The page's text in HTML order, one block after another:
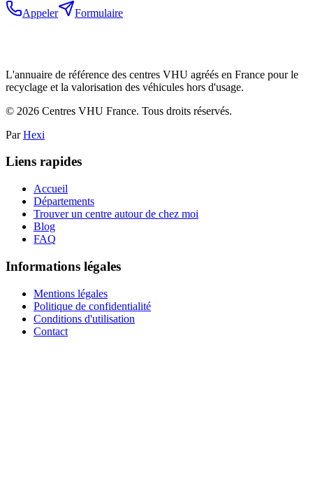
Appeler
Formulaire
L'annuaire de référence des centres VHU agréés en France pour le
recyclage et la valorisation des véhicules hors d'usage.
© 2026 Centres VHU France. Tous droits réservés.
Par Hexi
Liens rapides
Accueil
Départements
Trouver un centre autour de chez moi
Blog
FAQ
Informations légales
Mentions légales
Politique de confidentialité
Conditions d'utilisation
Contact